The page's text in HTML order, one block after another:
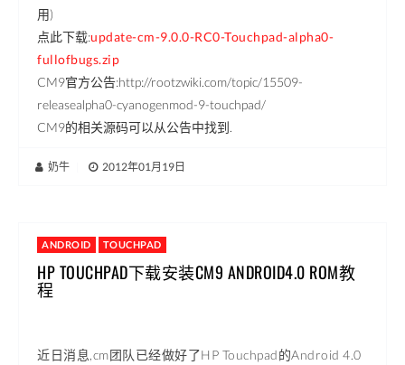
用)
点此下载:update-cm-9.0.0-RC0-Touchpad-alpha0-
fullofbugs.zip
CM9官方公告:http://rootzwiki.com/topic/15509-
releasealpha0-cyanogenmod-9-touchpad/
CM9的相关源码可以从公告中找到.
奶牛 2012年01月19日
ANDROID TOUCHPAD
HP TOUCHPAD下载安装CM9 ANDROID4.0 ROM教
程
近日消息,cm团队已经做好了HP Touchpad的Android 4.0